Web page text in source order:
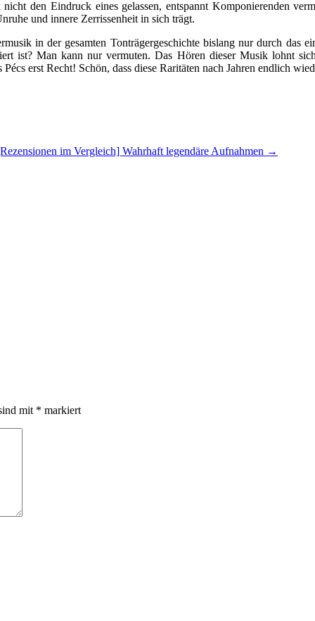
den Eindruck eines gelassen, entspannt Komponierenden
und innere Zerrissenheit in sich trägt.
in der gesamten Tonträgergeschichte bislang nur durch das
ist? Man kann nur vermuten. Das Hören dieser Musik lohnt
erst Recht! Schön, dass diese Raritäten nach Jahren endlich
im Vergleich] Wahrhaft legendäre Aufnahmen →
mit * markiert